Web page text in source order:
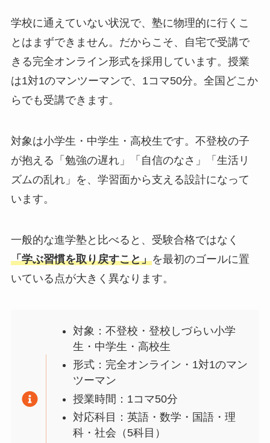
学校に通えていない状況で、塾に物理的に行くこ
とはまずできません。だからこそ、自宅で受講で
きる完全オンライン形式を採用しています。授業
は1対1のマンツーマンで、1コマ50分。全国どこか
らでも受講できます。
対象は小学生・中学生・高校生です。不登校の子
が抱える「勉強の遅れ」「自信のなさ」「生活リ
ズムの乱れ」を、学習面から支える設計になって
います。
一般的な進学塾と比べると、受験合格ではなく
「学ぶ習慣を取り戻すこと」を最初のゴールに置
いている点が大きく異なります。
対象：不登校・登校しづらい小学
生・中学生・高校生
形式：完全オンライン・1対1のマン
ツーマン
授業時間：1コマ50分
対応科目：英語・数学・国語・理
科・社会（5科目）